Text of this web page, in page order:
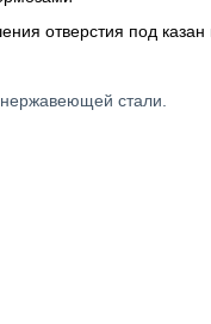
отверстия под казан
стали.